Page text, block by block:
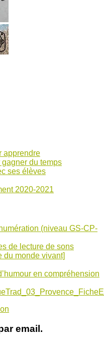
apprendre
du temps
ses élèves
2020-2021
(niveau GS-CP-
de lecture de sons
du monde vivant]
en compréhension
email.